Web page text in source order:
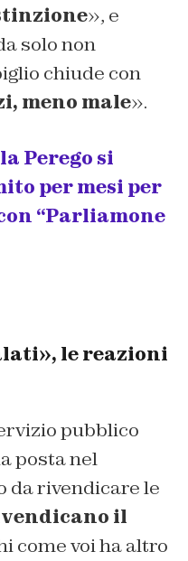
», e
solo non
chiude con
meno male».
Perego si
per mesi per
“Parliamone
le reazioni
pubblico
posta nel
da rivendicare le
il
come voi ha altro